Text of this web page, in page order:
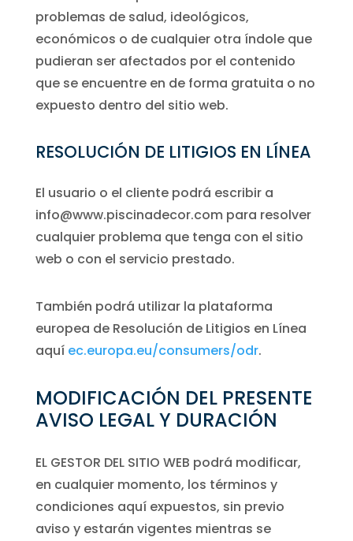
problemas de salud, ideológicos,
económicos o de cualquier otra índole que
pudieran ser afectados por el contenido
que se encuentre en de forma gratuita o no
expuesto dentro del sitio web.
RESOLUCIÓN DE LITIGIOS EN LÍNEA
El usuario o el cliente podrá escribir a
info@www.piscinadecor.com para resolver
cualquier problema que tenga con el sitio
web o con el servicio prestado.
También podrá utilizar la plataforma
europea de Resolución de Litigios en Línea
aquí ec.europa.eu/consumers/odr.
MODIFICACIÓN DEL PRESENTE
AVISO LEGAL Y DURACIÓN
EL GESTOR DEL SITIO WEB podrá modificar,
en cualquier momento, los términos y
condiciones aquí expuestos, sin previo
aviso y estarán vigentes mientras se